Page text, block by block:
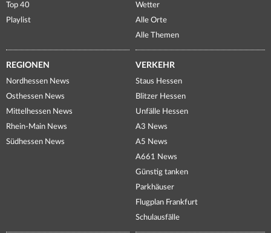
Top 40
Playlist
Wetter
Alle Orte
Alle Themen
REGIONEN
Nordhessen News
Osthessen News
Mittelhessen News
Rhein-Main News
Südhessen News
VERKEHR
Staus Hessen
Blitzer Hessen
Unfälle Hessen
A3 News
A5 News
A661 News
Günstig tanken
Parkhäuser
Flugplan Frankfurt
Schulausfälle